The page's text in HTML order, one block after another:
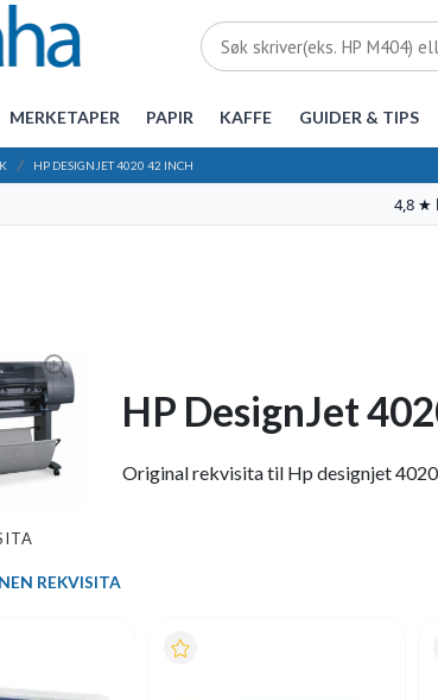
MERKETAPER PAPIR KAFFE GUIDER & TIPS
HP DESIGNJET 4020 42 INCH
HP DesignJet
Original rekvisita til Hp designjet
REKVISITA